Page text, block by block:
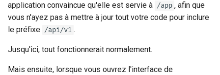
application convaincue qu'elle est servie à /app , afin que
vous n'ayez pas à mettre à jour tout votre code pour inclure
le préfixe /api/v1 .
Jusqu'ici, tout fonctionnerait normalement.
Mais ensuite, lorsque vous ouvrez l'interface de